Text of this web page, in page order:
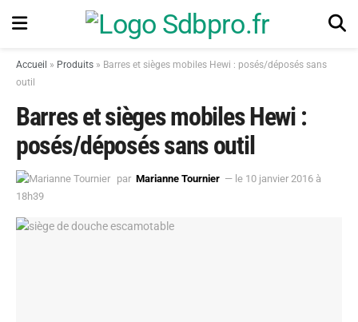
Accueil » Produits » Barres et sièges mobiles Hewi : posés/déposés sans
outil
Barres et sièges mobiles Hewi :
posés/déposés sans outil
par Marianne Tournier — le 10 janvier 2016 à
18h39